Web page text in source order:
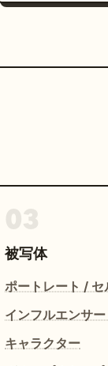
被写体
ポートレート / セ
インフルエンサ
キャラクター